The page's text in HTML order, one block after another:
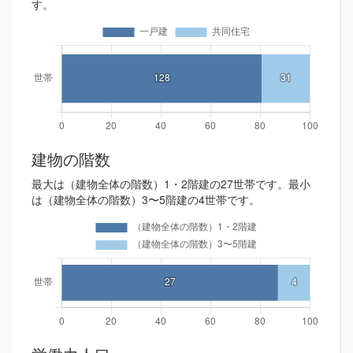
す。
建物の階数
最大は（建物全体の階数）1・2階建の27世帯です。最小
は（建物全体の階数）3〜5階建の4世帯です。